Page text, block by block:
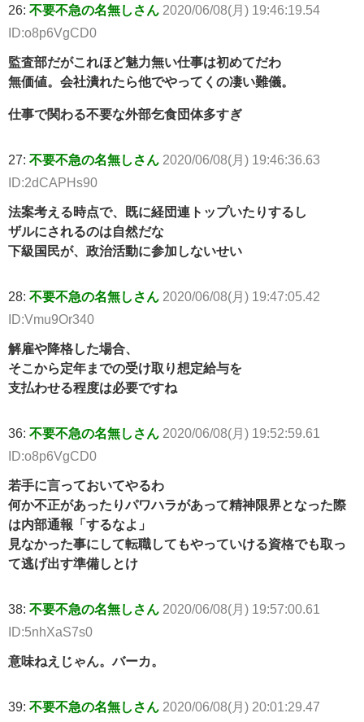
26: 不要不急の名無しさん 2020/06/08(月) 19:46:19.54
ID:o8p6VgCD0
監査部だがこれほど魅力無い仕事は初めてだわ
無価値。会社潰れたら他でやってくの凄い難儀。
仕事で関わる不要な外部乞食団体多すぎ
27: 不要不急の名無しさん 2020/06/08(月) 19:46:36.63
ID:2dCAPHs90
法案考える時点で、既に経団連トップいたりするし
ザルにされるのは自然だな
下級国民が、政治活動に参加しないせい
28: 不要不急の名無しさん 2020/06/08(月) 19:47:05.42
ID:Vmu9Or340
解雇や降格した場合、
そこから定年までの受け取り想定給与を
支払わせる程度は必要ですね
36: 不要不急の名無しさん 2020/06/08(月) 19:52:59.61
ID:o8p6VgCD0
若手に言っておいてやるわ
何か不正があったりパワハラがあって精神限界となった際
は内部通報「するなよ」
見なかった事にして転職してもやっていける資格でも取っ
て逃げ出す準備しとけ
38: 不要不急の名無しさん 2020/06/08(月) 19:57:00.61
ID:5nhXaS7s0
意味ねえじゃん。バーカ。
39: 不要不急の名無しさん 2020/06/08(月) 20:01:29.47